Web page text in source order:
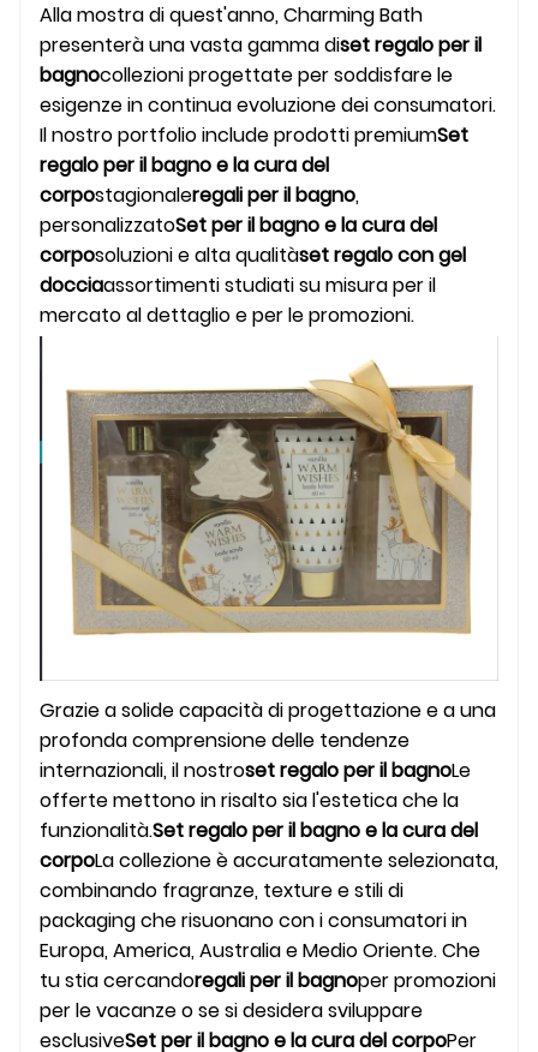
Alla mostra di quest'anno, Charming Bath
presenterà una vasta gamma diset regalo per il
bagnocollezioni progettate per soddisfare le
esigenze in continua evoluzione dei consumatori.
Il nostro portfolio include prodotti premiumSet
regalo per il bagno e la cura del
corpostagionaleregali per il bagno,
personalizzatoSet per il bagno e la cura del
corposoluzioni e alta qualitàset regalo con gel
docciaassortimenti studiati su misura per il
mercato al dettaglio e per le promozioni.
Grazie a solide capacità di progettazione e a una
profonda comprensione delle tendenze
internazionali, il nostroset regalo per il bagnoLe
offerte mettono in risalto sia l'estetica che la
funzionalità.Set regalo per il bagno e la cura del
corpoLa collezione è accuratamente selezionata,
combinando fragranze, texture e stili di
packaging che risuonano con i consumatori in
Europa, America, Australia e Medio Oriente. Che
tu stia cercandoregali per il bagnoper promozioni
per le vacanze o se si desidera sviluppare
esclusiveSet per il bagno e la cura del corpoPer